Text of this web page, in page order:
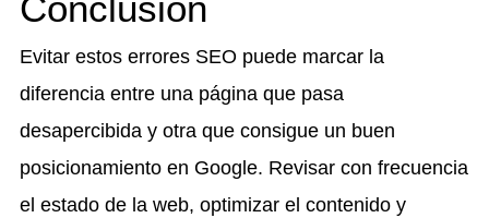
Evitar estos errores SEO puede marcar la
diferencia entre una página que pasa
desapercibida y otra que consigue un buen
posicionamiento en Google. Revisar con frecuencia
el estado de la web, optimizar el contenido y